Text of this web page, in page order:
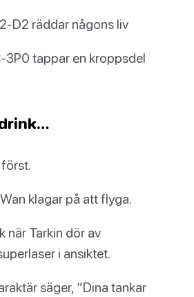
D2 räddar någons liv
3P0 tappar en kroppsdel
klagar på att flyga.
när Tarkin dör av
i ansiktet.
säger, “Dina tankar